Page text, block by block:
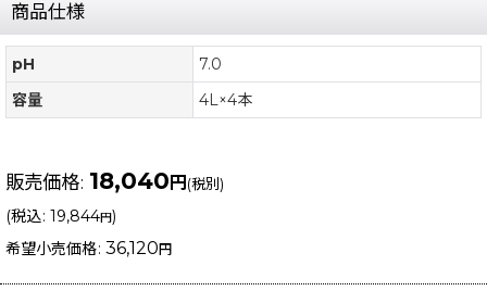
商品仕様
pH
7.0
容量
4L×4本
販売価格: 18,040 円 (税別)
(税込: 19,844円)
希望小売価格: 36,120 円